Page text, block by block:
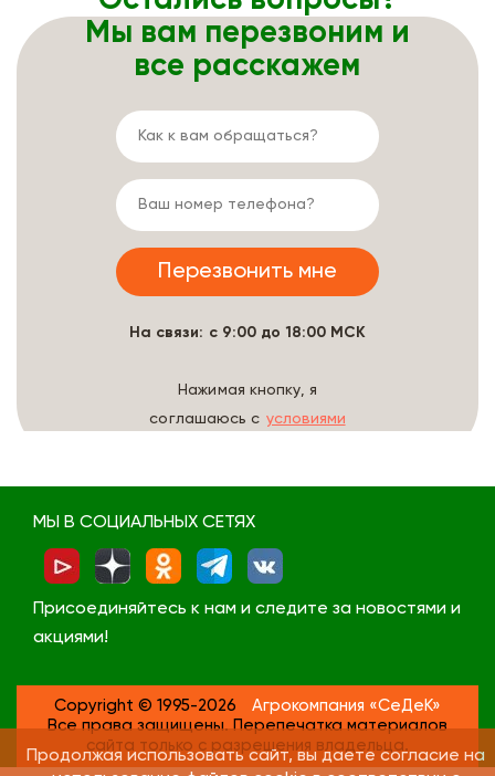
Мы вам перезвоним и
все расскажем
На связи: с 9:00 до 18:00 МСК
Нажимая кнопку, я
соглашаюсь с условиями
МЫ В СОЦИАЛЬНЫХ СЕТЯХ
Присоединяйтесь к нам и следите за новостями и
акциями!
Copyright © 1995-2026
Агрокомпания «СеДеК»
Все права защищены. Перепечатка материалов
сайта только с разрешения владельца.
Продолжая использовать сайт, вы даете согласие на